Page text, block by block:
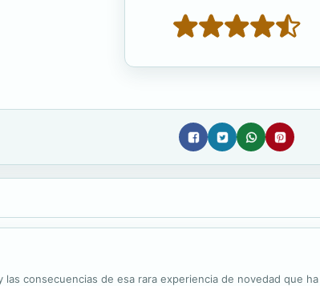
consecuencias de esa rara experiencia de novedad que